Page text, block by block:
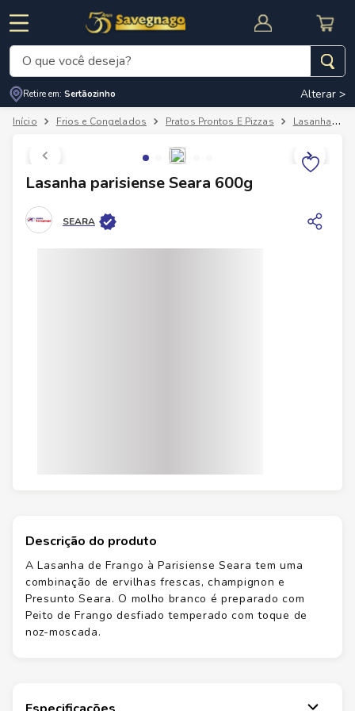
CUPOM DE DESCONTO
O que você deseja?
Retire em: Sertãozinho Alterar >
Frios e Congelados Pratos Prontos E Pizzas Lasanha
Lasanha parisiense Seara 600g
SEARA
Descrição do produto
A Lasanha de Frango à Parisiense Seara tem uma
combinação de ervilhas frescas, champignon e
Presunto Seara. O molho branco é preparado com
Peito de Frango desfiado temperado com toque de
noz-moscada.
Termos mais buscados
cafe
3º
cerveja
4º
carne
arroz